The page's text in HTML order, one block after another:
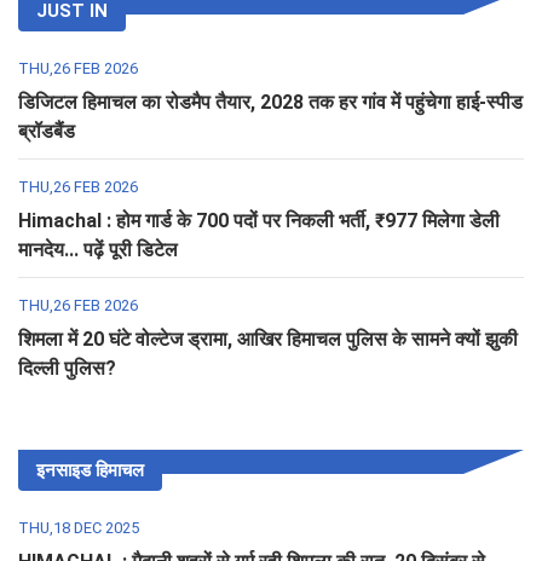
JUST IN
THU,26 FEB 2026
डिजिटल हिमाचल का रोडमैप तैयार, 2028 तक हर गांव में पहुंचेगा हाई-स्पीड
ब्रॉडबैंड
THU,26 FEB 2026
Himachal : होम गार्ड के 700 पदों पर निकली भर्ती, ₹977 मिलेगा डेली
मानदेय... पढ़ें पूरी डिटेल
THU,26 FEB 2026
शिमला में 20 घंटे वोल्टेज ड्रामा, आखिर हिमाचल पुलिस के सामने क्यों झुकी
दिल्ली पुलिस?
इनसाइड हिमाचल
THU,18 DEC 2025